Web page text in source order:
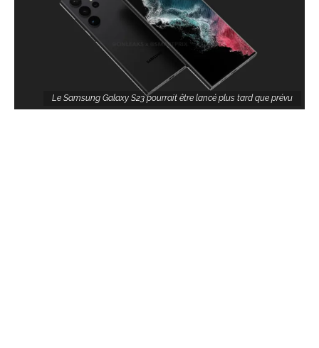
Le Samsung Galaxy S23 pourrait être lancé plus tard que prévu